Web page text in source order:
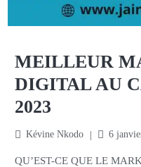
MEILLEUR
DIGITAL AU
2023
Kévine Nkodo 6
QU’EST-CE QUE LE